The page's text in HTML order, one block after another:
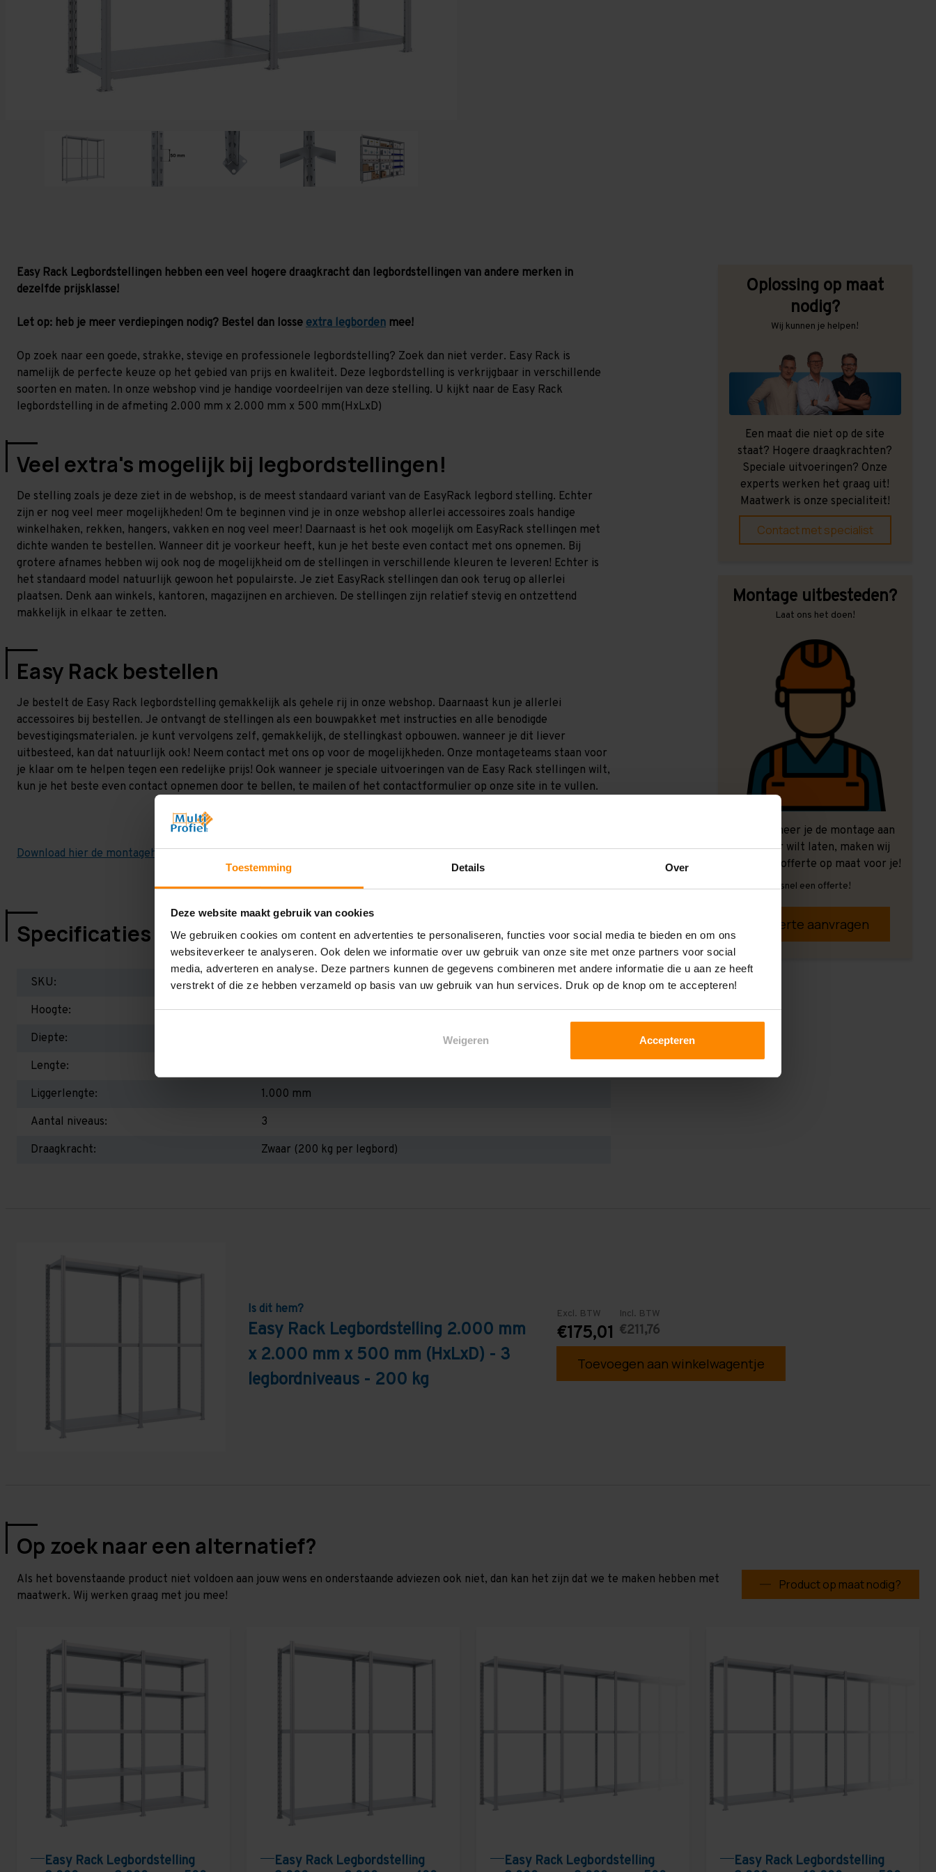
Toestemming Details Over
Deze website maakt gebruik van cookies
We gebruiken cookies om content en advertenties te personaliseren, functies voor social media te bieden en om ons
websiteverkeer te analyseren. Ook delen we informatie over uw gebruik van onze site met onze partners voor social
media, adverteren en analyse. Deze partners kunnen de gegevens combineren met andere informatie die u aan ze heeft
verstrekt of die ze hebben verzameld op basis van uw gebruik van hun services. Druk op de knop om te accepteren!
Weigeren Accepteren
Easy Rack Legbordstellingen hebben een veel hogere draagkracht dan legbordstellingen van andere merken in
dezelfde prijsklasse!
Let op: heb je meer verdiepingen nodig? Bestel dan losse extra legborden mee!
Op zoek naar een goede, strakke, stevige en professionele legbordstelling? Zoek dan niet verder. Easy Rack is
namelijk de perfecte keuze op het gebied van prijs en kwaliteit. Deze legbordstelling is verkrijgbaar in verschillende
soorten en maten. In onze webshop vind je handige voordeelrijen van deze stelling. U kijkt naar de Easy Rack
legbordstelling in de afmeting 2.000 mm x 2.000 mm x 500 mm(HxLxD)
Veel extra's mogelijk bij legbordstellingen!
De stelling zoals je deze ziet in de webshop, is de meest standaard variant van de EasyRack legbord stelling. Echter
zijn er nog veel meer mogelijkheden! Om te beginnen vind je in onze webshop allerlei accessoires zoals handige
winkelhaken, rekken, hangers, vakken en nog veel meer! Daarnaast is het ook mogelijk om EasyRack stellingen met
dichte wanden te bestellen. Wanneer dit je voorkeur heeft, kun je het beste even contact met ons opnemen. Bij
grotere afnames hebben wij ook nog de mogelijkheid om de stellingen in verschillende kleuren te leveren! Echter is
het standaard model natuurlijk gewoon het populairste. Je ziet EasyRack stellingen dan ook terug op allerlei
plaatsen. Denk aan winkels, kantoren, magazijnen en archieven. De stellingen zijn relatief stevig en ontzettend
makkelijk in elkaar te zetten.
Easy Rack bestellen
Je bestelt de Easy Rack legbordstelling gemakkelijk als gehele rij in onze webshop. Daarnaast kun je allerlei
accessoires bij bestellen. Je ontvangt de stellingen als een bouwpakket met instructies en alle benodigde
bevestigingsmaterialen. je kunt vervolgens zelf, gemakkelijk, de stellingkast opbouwen. wanneer je dit liever
uitbesteed, kan dat natuurlijk ook! Neem contact met ons op voor de mogelijkheden. Onze montageteams staan voor
je klaar om te helpen tegen een redelijke prijs! Ook wanneer je speciale uitvoeringen van de Easy Rack stellingen wilt,
kun je het beste even contact opnemen door te bellen, te mailen of het contactformulier op onze site in te vullen.
Download hier de montagehandleiding!
Specificaties
SKU:
ER202053Z
Hoogte:
2.000 mm
Diepte:
Lengte:
Liggerlengte:
1.000 mm
Aantal niveaus:
3
Draagkracht:
Zwaar (200 kg per legbord)
Oplossing op maat
nodig?
Wij kunnen je helpen!
Een maat die niet op de site
staat? Hogere draagkrachten?
Speciale uitvoeringen? Onze
experts werken het graag uit!
Maatwerk is onze specialiteit!
Contact met specialist
Montage uitbesteden?
Laat ons het doen!
Ook wanneer je de montage aan
ons over wilt laten, maken wij
graag een offerte op maat voor je!
Vrijblijvend, snel een offerte!
Offerte aanvragen
Is dit hem?
Easy Rack Legbordstelling 2.000 mm
x 2.000 mm x 500 mm (HxLxD) - 3
legbordniveaus - 200 kg
Excl. BTW
€175,01
Incl. BTW
€211,76
Toevoegen aan winkelwagentje
Op zoek naar een alternatief?
Als het bovenstaande product niet voldoen aan jouw wens en onderstaande adviezen ook niet, dan kan het zijn dat we te maken hebben met
maatwerk. Wij werken graag met jou mee!
Product op maat nodig?
Easy Rack Legbordstelling
Easy Rack Legbordstelling
Easy Rack Legbordstelling
Easy Rack Legbordstelling